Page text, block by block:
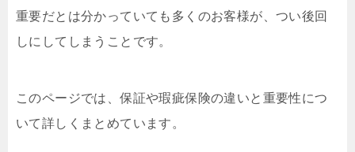
重要だとは分かっていても多くのお客様が、つい後回
しにしてしまうことです。
このページでは、保証や瑕疵保険の違いと重要性につ
いて詳しくまとめています。